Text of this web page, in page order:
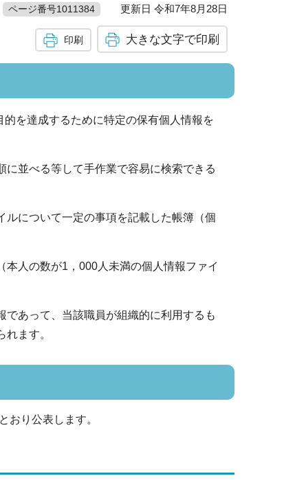
ページ番号1011384 更新日 令和7年8月28日
印刷 大きな文字で印刷
を達成するために特定の保有個人情報を
並べる等して手作業で容易に検索できる
について一定の事項を記載した帳簿（個
人の数が1，000人未満の個人情報ファイ
あって、当該職員が組織的に利用するも
ます。
おり公表します。